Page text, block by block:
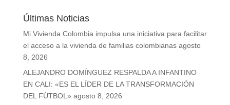
Últimas Noticias
Mi Vivienda Colombia impulsa una iniciativa para facilitar
el acceso a la vivienda de familias colombianas agosto
8, 2026
ALEJANDRO DOMÍNGUEZ RESPALDA A INFANTINO
EN CALI: «ES EL LÍDER DE LA TRANSFORMACIÓN
DEL FÚTBOL» agosto 8, 2026